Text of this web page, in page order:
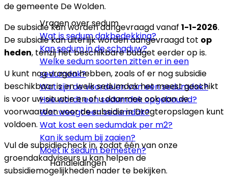
Vragen over sedum
Wat is sedum dakbedekking?
Kan sedum in de schaduw?
Welke sedum soorten zitten er in een
sedumdak?
Wat zijn de voordelen van een sedumdak?
Hoe wordt een sedumdak opgebouwd?
Wat weegt een sedumdak?
Wat kost een sedumdak per m2?
Kan ik sedum bij zaaien?
Moet ik sedum bemesten?
Handleidingen
de gemeente De Wolden.
De subsidie kan worden aangevraagd vanaf 1-1-2026.
De subsidie kan uiterlijk worden aangevraagd tot op
heden, tenzij het beschikbare budget eerder op is.
U kunt nog vragen hebben, zoals of er nog subsidie
beschikbaar is en welk sedumdak het meest geschikt
is voor uw situatie en of u daarmee ook aan de
voorwaarden voor de subsidie in Drogteropslagen kunt
voldoen.
Vul de subsidiecheck in, zodat één van onze
groendakadviseurs u kan helpen de
subsidiemogelijkheden nader te bekijken.